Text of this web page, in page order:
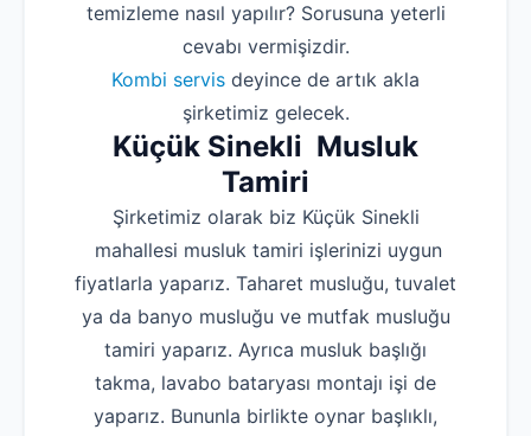
temizleme nasıl yapılır? Sorusuna yeterli
cevabı vermişizdir.
Kombi servis deyince de artık akla
şirketimiz gelecek.
Küçük Sinekli Musluk
Tamiri
Şirketimiz olarak biz Küçük Sinekli
mahallesi musluk tamiri işlerinizi uygun
fiyatlarla yaparız. Taharet musluğu, tuvalet
ya da banyo musluğu ve mutfak musluğu
tamiri yaparız. Ayrıca musluk başlığı
takma, lavabo bataryası montajı işi de
yaparız. Bununla birlikte oynar başlıklı,